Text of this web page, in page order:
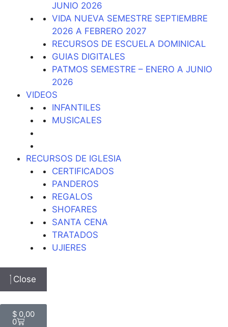
JUNIO 2026
VIDA NUEVA SEMESTRE SEPTIEMBRE
2026 A FEBRERO 2027
RECURSOS DE ESCUELA DOMINICAL
GUIAS DIGITALES
PATMOS SEMESTRE – ENERO A JUNIO
2026
VIDEOS
INFANTILES
MUSICALES
RECURSOS DE IGLESIA
CERTIFICADOS
PANDEROS
REGALOS
SHOFARES
SANTA CENA
TRATADOS
UJIERES
Close
$ 0,00
0